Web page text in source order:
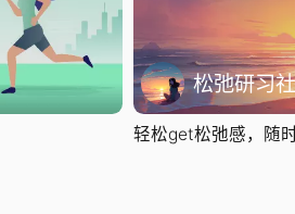
松弛研习社
轻松get松弛感，随